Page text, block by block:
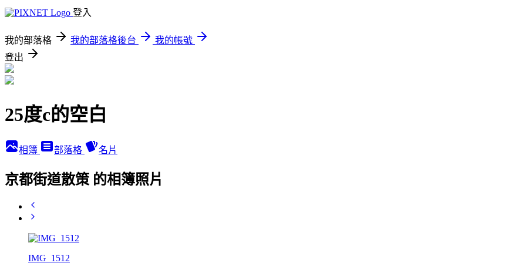
登入
我的部落格 我的部落格後台
我的帳號
登出
25度c的空白
相簿 部落格 名片
京都街道散策 的相簿照片
IMG_1512